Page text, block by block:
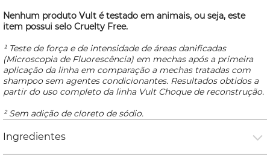
Nenhum produto Vult é testado em animais, ou seja, este
item possui selo Cruelty Free.
¹ Teste de força e de intensidade de áreas danificadas
(Microscopia de Fluorescência) em mechas após a primeira
aplicação da linha em comparação a mechas tratadas com
shampoo sem agentes condicionantes. Resultados obtidos a
partir do uso completo da linha Vult Choque de reconstrução.
² Sem adição de cloreto de sódio.
Ingredientes